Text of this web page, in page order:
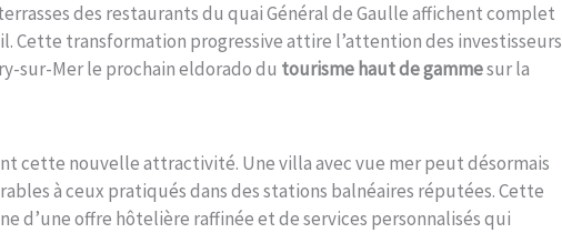
des restaurants du quai Général de Gaulle affichent complet
Cette transformation progressive attire l’attention des investisseurs
sur-Mer le prochain eldorado du tourisme haut de gammesur la
cette nouvelle attractivité. Une villa avec vue mer peut désormais
à ceux pratiqués dans des stations balnéaires réputées. Cette
d’une offre hôtelière raffinée et de services personnalisés qui